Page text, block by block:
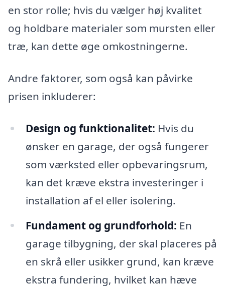
en stor rolle; hvis du vælger høj kvalitet
og holdbare materialer som mursten eller
træ, kan dette øge omkostningerne.
Andre faktorer, som også kan påvirke
prisen inkluderer:
Design og funktionalitet: Hvis du
ønsker en garage, der også fungerer
som værksted eller opbevaringsrum,
kan det kræve ekstra investeringer i
installation af el eller isolering.
Fundament og grundforhold: En
garage tilbygning, der skal placeres på
en skrå eller usikker grund, kan kræve
ekstra fundering, hvilket kan hæve